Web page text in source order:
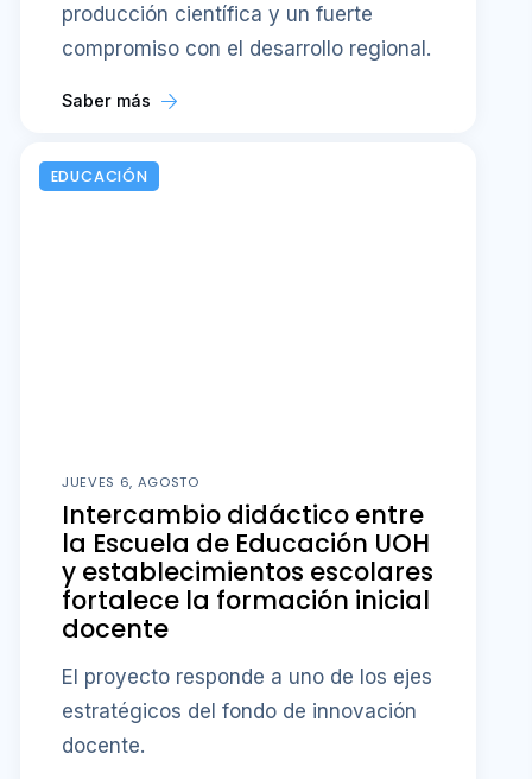
producción científica y un fuerte
compromiso con el desarrollo regional.
Saber más
EDUCACIÓN
JUEVES 6, AGOSTO
Intercambio didáctico entre
la Escuela de Educación UOH
y establecimientos escolares
fortalece la formación inicial
docente
El proyecto responde a uno de los ejes
estratégicos del fondo de innovación
docente.